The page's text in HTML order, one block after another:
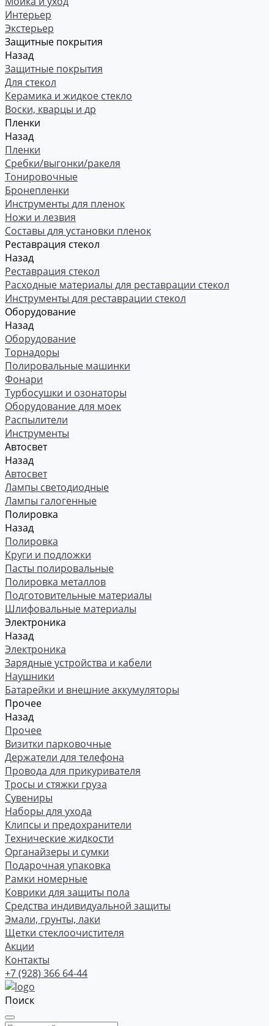
Интерьер
Экстерьер
Защитные покрытия
Назад
Защитные покрытия
Для стекол
Керамика и жидкое стекло
Воски, кварцы и др
Пленки
Назад
Пленки
Сребки/выгонки/ракеля
Тонировочные
Бронепленки
Инструменты для пленок
Ножи и лезвия
Составы для установки пленок
Реставрация стекол
Назад
Реставрация стекол
Расходные материалы для реставрации стекол
Инструменты для реставрации стекол
Оборудование
Назад
Оборудование
Торнадоры
Полировальные машинки
Фонари
Турбосушки и озонаторы
Оборудование для моек
Распылители
Инструменты
Автосвет
Назад
Автосвет
Лампы светодиодные
Лампы галогенные
Полировка
Назад
Полировка
Круги и подложки
Пасты полировальные
Полировка металлов
Подготовительные материалы
Шлифовальные материалы
Электроника
Назад
Электроника
Зарядные устройства и кабели
Наушники
Батарейки и внешние аккумуляторы
Прочее
Назад
Прочее
Визитки парковочные
Держатели для телефона
Провода для прикуривателя
Тросы и стяжки груза
Сувениры
Наборы для ухода
Клипсы и предохранители
Технические жидкости
Органайзеры и сумки
Подарочная упаковка
Рамки номерные
Коврики для защиты пола
Средства индивидуальной защиты
Эмали, грунты, лаки
Щетки стеклоочистителя
Акции
Контакты
+7 (928) 366 64-44
Поиск